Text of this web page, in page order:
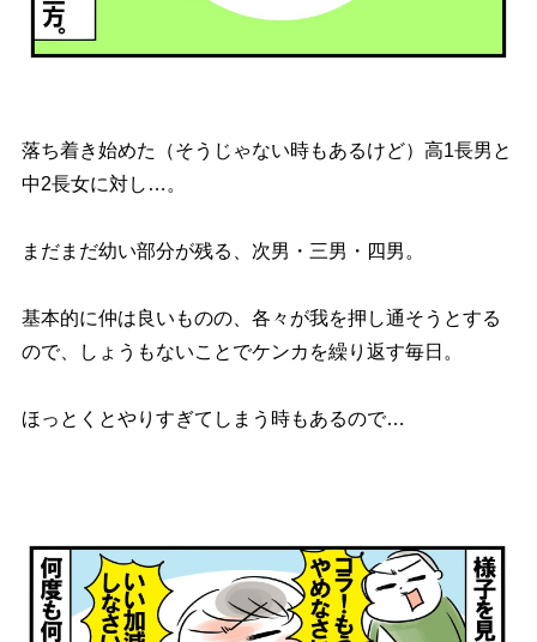
落ち着き始めた（そうじゃない時もあるけど）高1長男と
中2長女に対し…。
まだまだ幼い部分が残る、次男・三男・四男。
基本的に仲は良いものの、各々が我を押し通そうとする
ので、しょうもないことでケンカを繰り返す毎日。
ほっとくとやりすぎてしまう時もあるので…